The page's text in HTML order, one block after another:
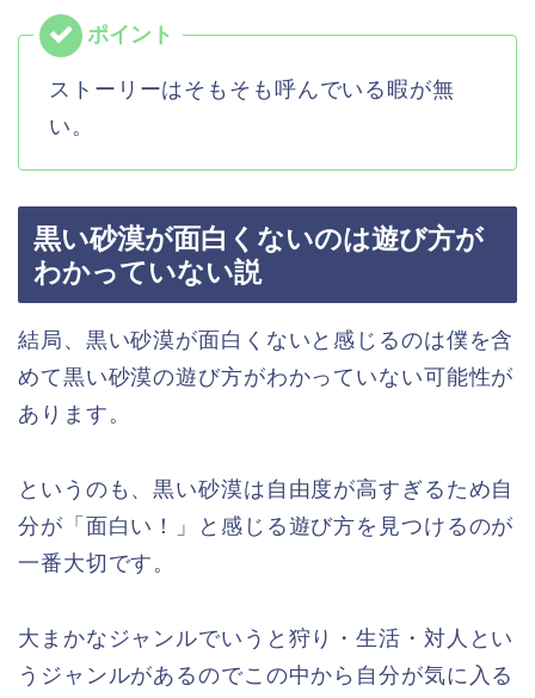
ストーリーはそもそも呼んでいる暇が無
い。
黒い砂漠が面白くないのは遊び方が
わかっていない説
結局、黒い砂漠が面白くないと感じるのは僕を含
めて黒い砂漠の遊び方がわかっていない可能性が
あります。
というのも、黒い砂漠は自由度が高すぎるため自
分が「面白い！」と感じる遊び方を見つけるのが
一番大切です。
大まかなジャンルでいうと狩り・生活・対人とい
うジャンルがあるのでこの中から自分が気に入る